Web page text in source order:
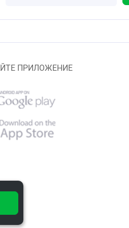
— 2 раза/
несколько
после
ПРИЛОЖЕНИЕ